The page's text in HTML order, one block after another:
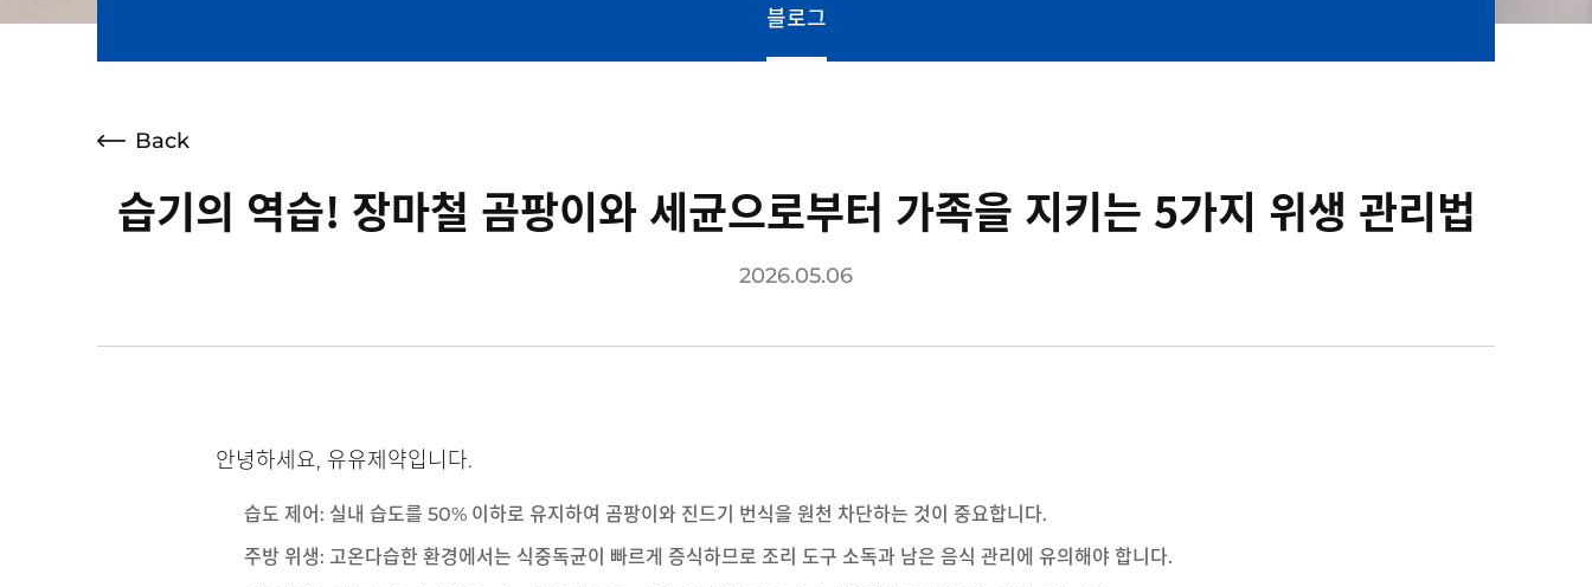
블로그
Back
습기의 역습! 장마철 곰팡이와 세균으로부터 가족을 지키는 5가지 위생 관리법
2026.05.06
안녕하세요, 유유제약입니다.
습도 제어 : 실내 습도를 50% 이하로 유지하여 곰팡이와 진드기 번식을 원천 차단하는 것이 중요합니다.
주방 위생: 고온다습한 환경에서는 식중독균이 빠르게 증식하므로 조리 도구 소독과 남은 음식 관리에 유의해야 합니다.